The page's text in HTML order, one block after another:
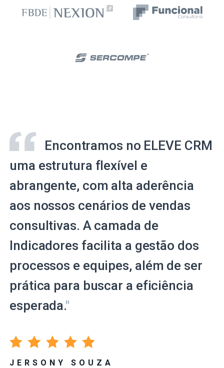
Encontramos no ELEVE CRM
uma estrutura flexível e
abrangente, com alta aderência
aos nossos cenários de vendas
consultivas. A camada de
Indicadores facilita a gestão dos
processos e equipes, além de ser
prática para buscar a eficiência
esperada."
JERSONY SOUZA